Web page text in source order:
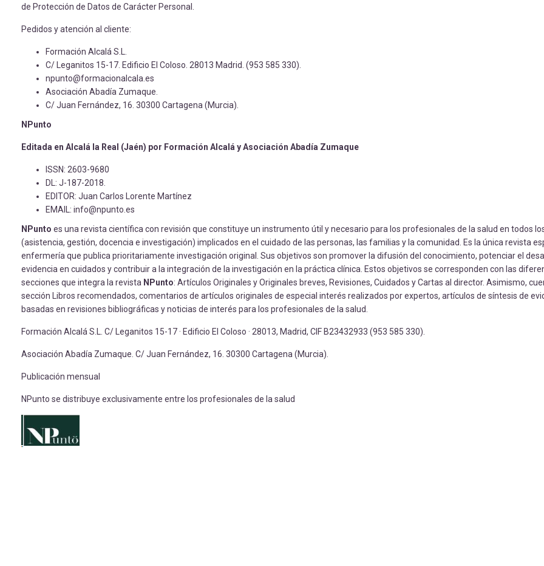
de Protección de Datos de Carácter Personal.
Pedidos y atención al cliente:
Formación Alcalá S.L.
C/ Leganitos 15-17. Edificio El Coloso. 28013 Madrid. (953 585 330).
npunto@formacionalcala.es
Asociación Abadía Zumaque.
C/ Juan Fernández, 16. 30300 Cartagena (Murcia).
NPunto
Editada en Alcalá la Real (Jaén) por Formación Alcalá y Asociación Abadía Zumaque
ISSN: 2603-9680
DL: J-187-2018.
EDITOR: Juan Carlos Lorente Martínez
EMAIL: info@npunto.es
NPunto es una revista científica con revisión que constituye un instrumento útil y necesario para los profesionales de la salud en todos
(asistencia, gestión, docencia e investigación) implicados en el cuidado de las personas, las familias y la comunidad. Es la única revista
enfermería que publica prioritariamente investigación original. Sus objetivos son promover la difusión del conocimiento, potenciar el
evidencia en cuidados y contribuir a la integración de la investigación en la práctica clínica. Estos objetivos se corresponden con las
secciones que integra la revista NPunto: Artículos Originales y Originales breves, Revisiones, Cuidados y Cartas al director. Asimismo,
sección Libros recomendados, comentarios de artículos originales de especial interés realizados por expertos, artículos de síntesis de
basadas en revisiones bibliográficas y noticias de interés para los profesionales de la salud.
Formación Alcalá S.L. C/ Leganitos 15-17 · Edificio El Coloso · 28013, Madrid, CIF B23432933 (953 585 330).
Asociación Abadía Zumaque. C/ Juan Fernández, 16. 30300 Cartagena (Murcia).
Publicación mensual
NPunto se distribuye exclusivamente entre los profesionales de la salud